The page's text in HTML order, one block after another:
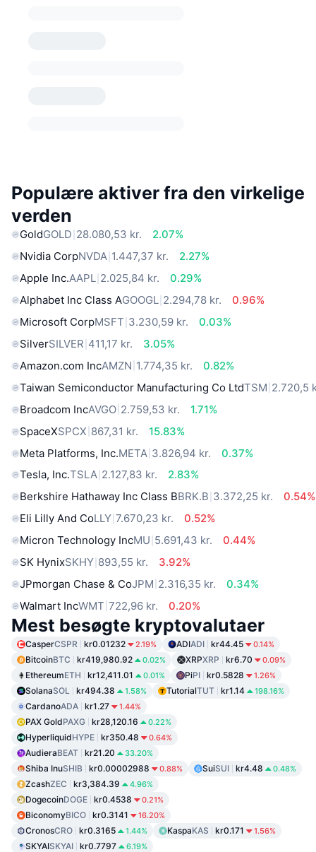
Populære aktiver fra den virkelige
verden
GoldGOLD 28.080,53 kr.
2.07%
Nvidia CorpNVDA 1.447,37 kr.
2.27%
Apple Inc.AAPL 2.025,84 kr.
0.29%
Alphabet Inc Class AGOOGL 2.294,78 kr.
0.96%
Microsoft CorpMSFT 3.230,59 kr.
0.03%
SilverSILVER 411,17 kr.
3.05%
Amazon.com IncAMZN 1.774,35 kr.
0.82%
Taiwan Semiconductor Manufacturing Co LtdTSM 2.720,5
Broadcom IncAVGO 2.759,53 kr.
1.71%
SpaceXSPCX 867,31 kr.
15.83%
Meta Platforms, Inc.META 3.826,94 kr.
0.37%
Tesla, Inc.TSLA 2.127,83 kr.
2.83%
Berkshire Hathaway Inc Class BBRK.B 3.372,25 kr.
0.54%
Eli Lilly And CoLLY 7.670,23 kr.
0.52%
Micron Technology IncMU 5.691,43 kr.
0.44%
SK HynixSKHY 893,55 kr.
3.92%
JPmorgan Chase & CoJPM 2.316,35 kr.
0.34%
Walmart IncWMT 722,96 kr. 0.20%
Mest besøgte kryptovalutaer
CasperCSPR kr0.01232 2.19% ADIADI kr44.45 0.14%
BitcoinBTC kr419,980.92 0.02% XRPXRP kr6.70 0.09%
EthereumETH kr12,411.01 0.01% PiPI kr0.5828 1.26%
SolanaSOL kr494.38 1.58% TutorialTUT kr1.14 198.16%
CardanoADA kr1.27 1.44%
PAX GoldPAXG kr28,120.16 0.22%
HyperliquidHYPE kr350.48 0.64%
AudieraBEAT kr21.20 33.20%
Shiba InuSHIB kr0.00002988 0.88% SuiSUI kr4.48 0.48%
ZcashZEC kr3,384.39 4.96%
DogecoinDOGE kr0.4538 0.21%
BiconomyBICO kr0.3141 16.20%
CronosCRO kr0.3165 1.44% KaspaKAS kr0.171 1.56%
SKYAISKYAI kr0.7797 6.19%